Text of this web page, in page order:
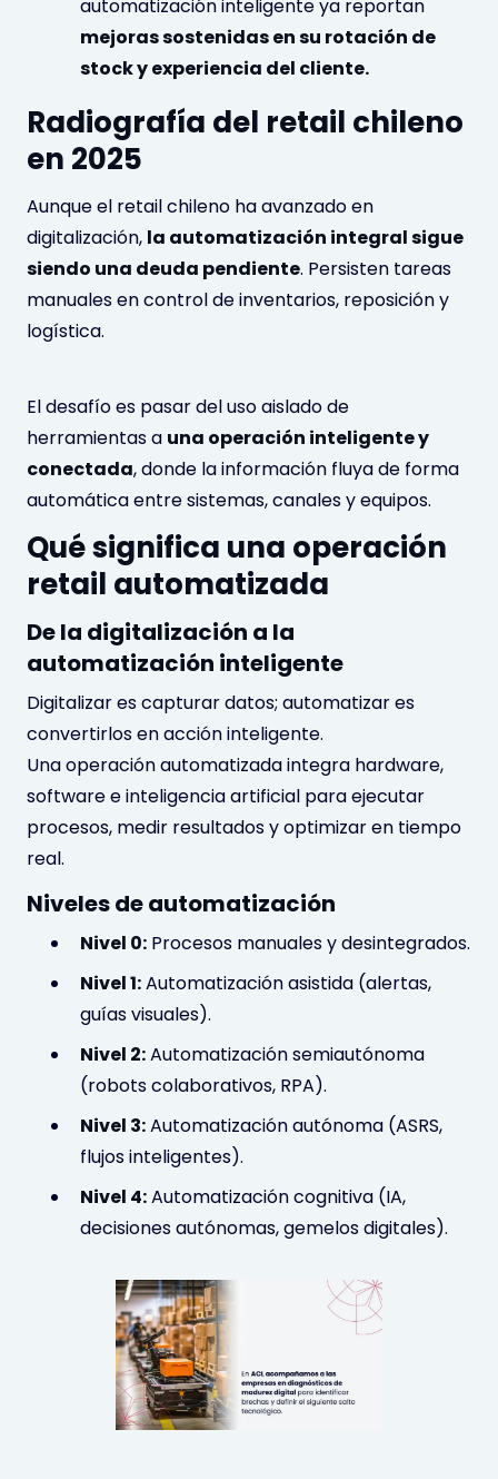
automatización inteligente ya reportan
mejoras sostenidas en su rotación de
stock y experiencia del cliente.
Radiografía del retail chileno
en 2025
Aunque el retail chileno ha avanzado en
digitalización, la automatización integral sigue
siendo una deuda pendiente. Persisten tareas
manuales en control de inventarios, reposición y
logística.
El desafío es pasar del uso aislado de
herramientas a una operación inteligente y
conectada, donde la información fluya de forma
automática entre sistemas, canales y equipos.
Qué significa una operación
retail automatizada
De la digitalización a la
automatización inteligente
Digitalizar es capturar datos; automatizar es
convertirlos en acción inteligente.
Una operación automatizada integra hardware,
software e inteligencia artificial para ejecutar
procesos, medir resultados y optimizar en tiempo
real.
Niveles de automatización
Nivel 0: Procesos manuales y desintegrados.
Nivel 1:Automatización asistida (alertas,
guías visuales).
Nivel 2:Automatización semiautónoma
(robots colaborativos, RPA).
Nivel 3:Automatización autónoma (ASRS,
flujos inteligentes).
Nivel 4:Automatización cognitiva (IA,
decisiones autónomas, gemelos digitales).